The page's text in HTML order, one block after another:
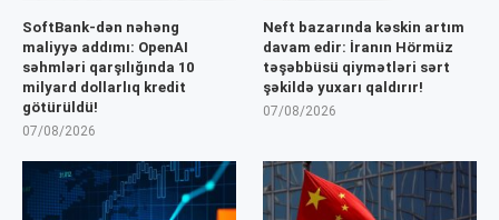
SoftBank-dən nəhəng
maliyyə addımı: OpenAI
səhmləri qarşılığında 10
milyard dollarlıq kredit
götürüldü!
07/08/2026
Neft bazarında kəskin artım
davam edir: İranın Hörmüz
təşəbbüsü qiymətləri sərt
şəkildə yuxarı qaldırır!
07/08/2026